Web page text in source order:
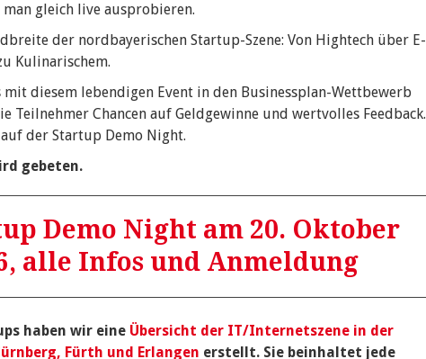
gleich live ausprobieren.
der nordbayerischen Startup-Szene: Von Hightech über E-
Kulinarischem.
mit diesem lebendigen Event in den Businessplan-Wettbewerb
Teilnehmer Chancen auf Geldgewinne und wertvolles Feedback.
der Startup Demo Night.
gebeten.
Demo Night am 20. Oktober
alle Infos und Anmeldung
haben wir eine Übersicht der IT/Internetszene in der
Fürth und Erlangen erstellt. Sie beinhaltet jede